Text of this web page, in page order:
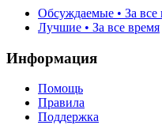
Обсуждаемые • За все
Лучшие • За все время
Информация
Помощь
Правила
Поддержка